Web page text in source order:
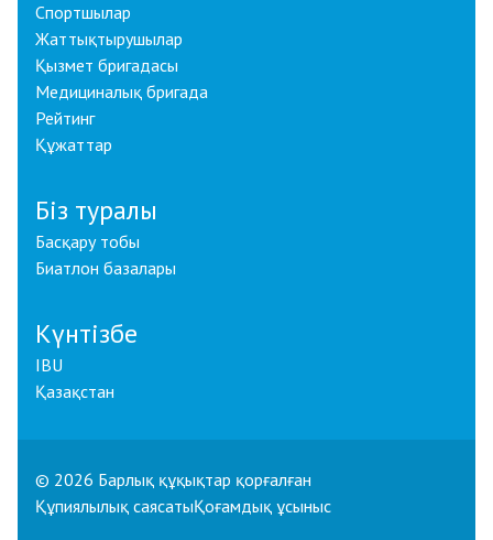
Спортшылар
Жаттықтырушылар
Қызмет бригадасы
Медициналық бригада
Рейтинг
Құжаттар
Біз туралы
Басқару тобы
Биатлон базалары
Күнтізбе
IBU
Қазақстан
© 2026 Барлық құқықтар қорғалған
Құпиялылық саясатыҚоғамдық ұсыныс